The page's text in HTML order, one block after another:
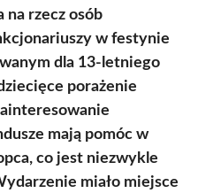
na rzecz osób
w festynie
dla 13-letniego
porażenie
mają pomóc w
co jest niezwykle
miało miejsce